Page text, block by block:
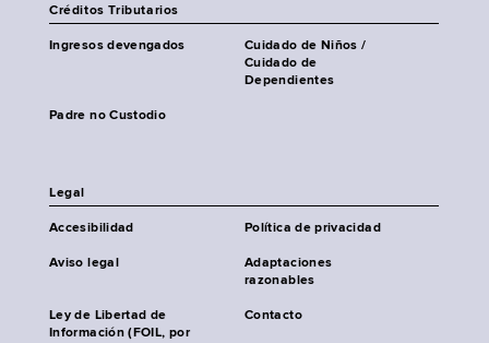
Créditos Tributarios
Ingresos devengados
Cuidado de Niños /
Cuidado de
Dependientes
Padre no Custodio
Legal
Accesibilidad Política de privacidad
Aviso legal
Adaptaciones
razonables
Ley de Libertad de
Información (FOIL, por
Contacto